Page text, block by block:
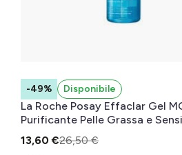
-49% Disponibile
La Roche Posay Effaclar Gel
Purificante Pelle Grassa e
ml
13,60 €26,50 €